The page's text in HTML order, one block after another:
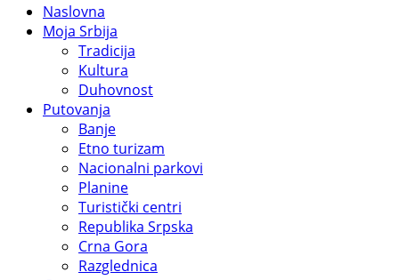
Naslovna
Moja Srbija
Tradicija
Kultura
Duhovnost
Putovanja
Banje
Etno turizam
Nacionalni parkovi
Planine
Turistički centri
Republika Srpska
Crna Gora
Razglednica